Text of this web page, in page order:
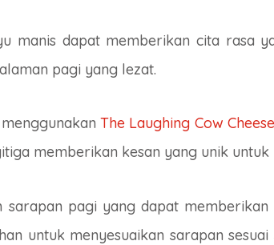
manis dapat memberikan cita rasa
pagi yang lezat.
The Laughing Cow
memberikan kesan yang unik
pagi yang dapat
untuk menyesuaikan sarapan